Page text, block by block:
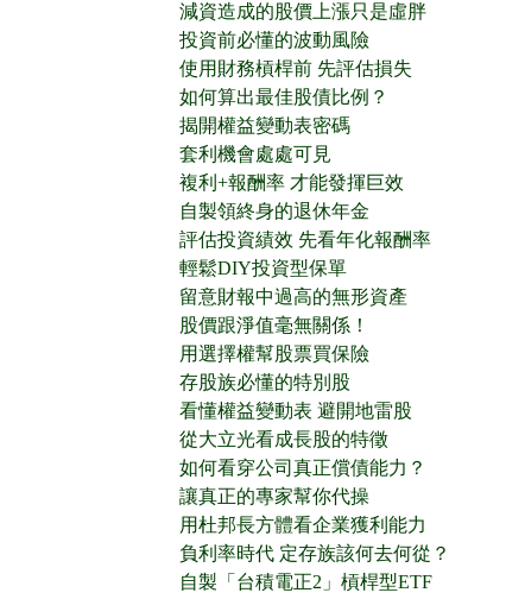
減資造成的股價上漲只是虛胖
投資前必懂的波動風險
使用財務槓桿前 先評估損失
如何算出最佳股債比例？
揭開權益變動表密碼
套利機會處處可見
複利+報酬率 才能發揮巨效
自製領終身的退休年金
評估投資績效 先看年化報酬率
輕鬆DIY投資型保單
留意財報中過高的無形資產
股價跟淨值毫無關係！
用選擇權幫股票買保險
存股族必懂的特別股
看懂權益變動表 避開地雷股
從大立光看成長股的特徵
如何看穿公司真正償債能力？
讓真正的專家幫你代操
用杜邦長方體看企業獲利能力
負利率時代 定存族該何去何從？
自製「台積電正2」槓桿型ETF